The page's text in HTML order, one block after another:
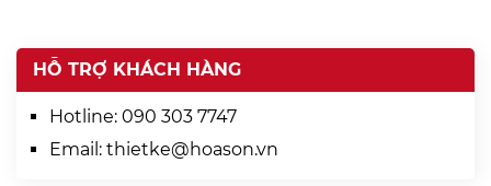
HỖ TRỢ KHÁCH HÀNG
Hotline: 090 303 7747
Email: thietke@hoason.vn